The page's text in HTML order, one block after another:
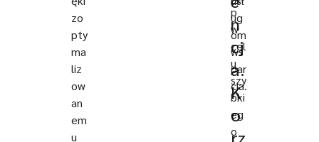
ug
om
ws
par
cia.
zo
pty
ma
liz
ow
an
em
u
p
w
cel
u
szy
bki
eg
o
n
cj
a.
K
o
rz